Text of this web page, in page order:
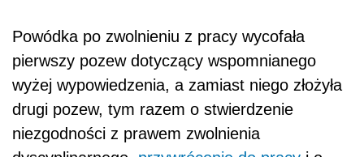
Powódka po zwolnieniu z pracy wycofała
pierwszy pozew dotyczący wspomnianego
wyżej wypowiedzenia, a zamiast niego złożyła
drugi pozew, tym razem o stwierdzenie
niezgodności z prawem zwolnienia